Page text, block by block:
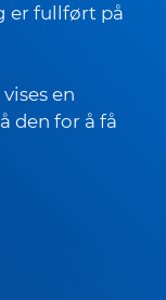
er fullført på
en
den for å få